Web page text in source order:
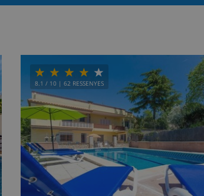
8.1 / 10 | 62 RESSENYES